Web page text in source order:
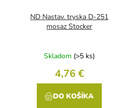
ND Nastav. tryska D-251
mosaz Stocker
Skladom (>5 ks)
4,76 €
DO KOŠÍKA